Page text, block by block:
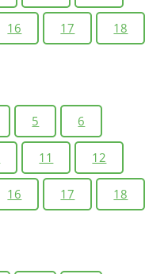
16 17 18
5 6
11 12
16 17 18